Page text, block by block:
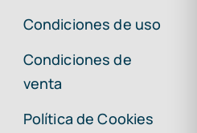
Condiciones de uso
Condiciones de
venta
Política de Cookies